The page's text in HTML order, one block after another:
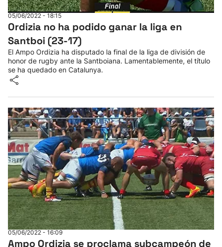
05/06/2022 - 18:15
Ordizia no ha podido ganar la liga en
Santboi (23-17)
El Ampo Ordizia ha disputado la final de la liga de división de
honor de rugby ante la Santboiana. Lamentablemente, el título
se ha quedado en Catalunya.
05/06/2022 - 16:09
Ampo Ordizia se proclama subcampeón de